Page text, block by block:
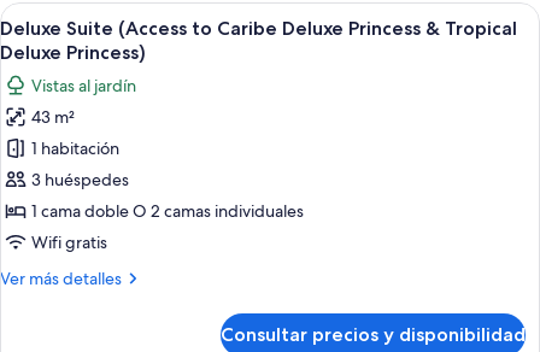
Abrir
todas
las
fotos
de
Deluxe
Suite
(Access
to
Deluxe
Una habitación de hotel moderna
5
Deluxe Suite (Access to Caribe Deluxe Princess & Tropical
Deluxe Princess)
Vistas al jardín
43 m²
1 habitación
3 huéspedes
1 cama doble O 2 camas individuales
Wifi gratis
Ver más detalles
Más
Consultar precios y disponibilidad